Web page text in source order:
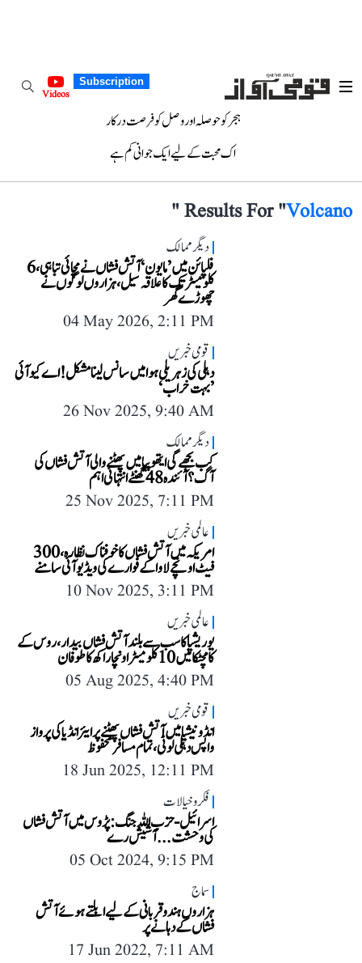
Subscription
Videos
ہجر کو حوصلہ اور وصل کو فرصت درکار
اک محبت کے لیے ایک جوانی کم ہے
Results For "Volcano
"
دیگر ممالک
فلپائن میں ’مایون‘ آتش فشاں نے مچائی تباہی، 6
کلومیٹر تک کا علاقہ سیل، ہزاروں لوگوں نے
چھوڑے گھر
04 May 2026, 2:11 PM
قومی خبریں
دہلی کی زہریلی ہوا میں سانس لینا مشکل! اے کیو آئی
’بہت خراب‘
26 Nov 2025, 9:40 AM
دیگر ممالک
کب بجھے گی ایتھوپیا میں پھٹنے والی آتش فشاں کی
آگ؟ آئندہ 48 گھنٹے انتہائی اہم
25 Nov 2025, 7:11 PM
عالمی خبریں
امریکہ میں آتش فشاں کا خوفناک نظارہ، 300
فیٹ اونچے لاوا کے فوارے کی ویڈیو آئی سامنے
10 Nov 2025, 3:11 PM
عالمی خبریں
یوریشیا کا سب سے بلند آتش فشاں بیدار، روس کے
کامچٹکا میں 10 کلومیٹر اونچا راکھ کا طوفان
05 Aug 2025, 4:40 PM
قومی خبریں
انڈونیشیا میں آتش فشاں پھٹنے پر ایئر انڈیا کی پرواز
واپس دہلی لوٹی، تمام مسافر محفوظ
18 Jun 2025, 12:11 PM
فکر و خیالات
اسرائیل-حزب اللہ جنگ: پڑوس میں آتش فشاں
کی وحشت... آشیش رے
05 Oct 2024, 9:15 PM
سماج
ہزاروں ہندو قربانی کے لیے ابلتے ہوئے آتش
فشاں کے دہانے پر
17 Jun 2022, 7:11 AM